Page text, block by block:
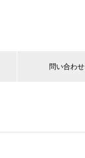
問い合わせ